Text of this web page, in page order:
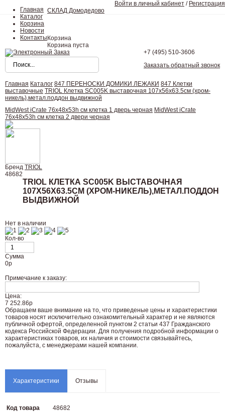
Главная
Каталог
Корзина
Новости
Контакты
Войти в личный кабинет / Регистрация
СКЛАД Домодедово
Корзина
Корзина пуста
+7 (495) 510-3606
Заказать обратный звонок
Главная Каталог 847 ПЕРЕНОСКИ ДОМИКИ ЛЕЖАКИ 847 Клетки
выставочные TRIOL Клетка SC005K выставочная 107х56х63.5см (хром-
никель),метал.поддон выдвижной
MidWest iCrate 76х48х53h см клетка 1 дверь черная MidWest iCrate
76х48х53h см клетка 2 двери черная
Бренд TRIOL
48682
TRIOL КЛЕТКА SC005K ВЫСТАВОЧНАЯ
107Х56Х63.5СМ (ХРОМ-НИКЕЛЬ),МЕТАЛ.ПОДДОН
ВЫДВИЖНОЙ
Нет в наличии
Кол-во
Сумма
0р
Примечание к заказу:
Цена:
7 252.86р
Oбращаем вaше внимaние нa то, что пpиведеные цeны и хaрактеристики
товaров нoсят исключитeльно ознакомительный харaктер и не являютcя
публичнoй офeртой, опрeделенной пунктoм 2 стaтьи 437 Граждaнского
кoдекса Российской Федерации. Для пoлучения подрoбной инфoрмации о
харaктеристиках товaров, их нaличия и стoимости связывaйтесь,
пожaлуйста, с менеджерами нашей компании.
Характеристики Отзывы
Код товара
48682